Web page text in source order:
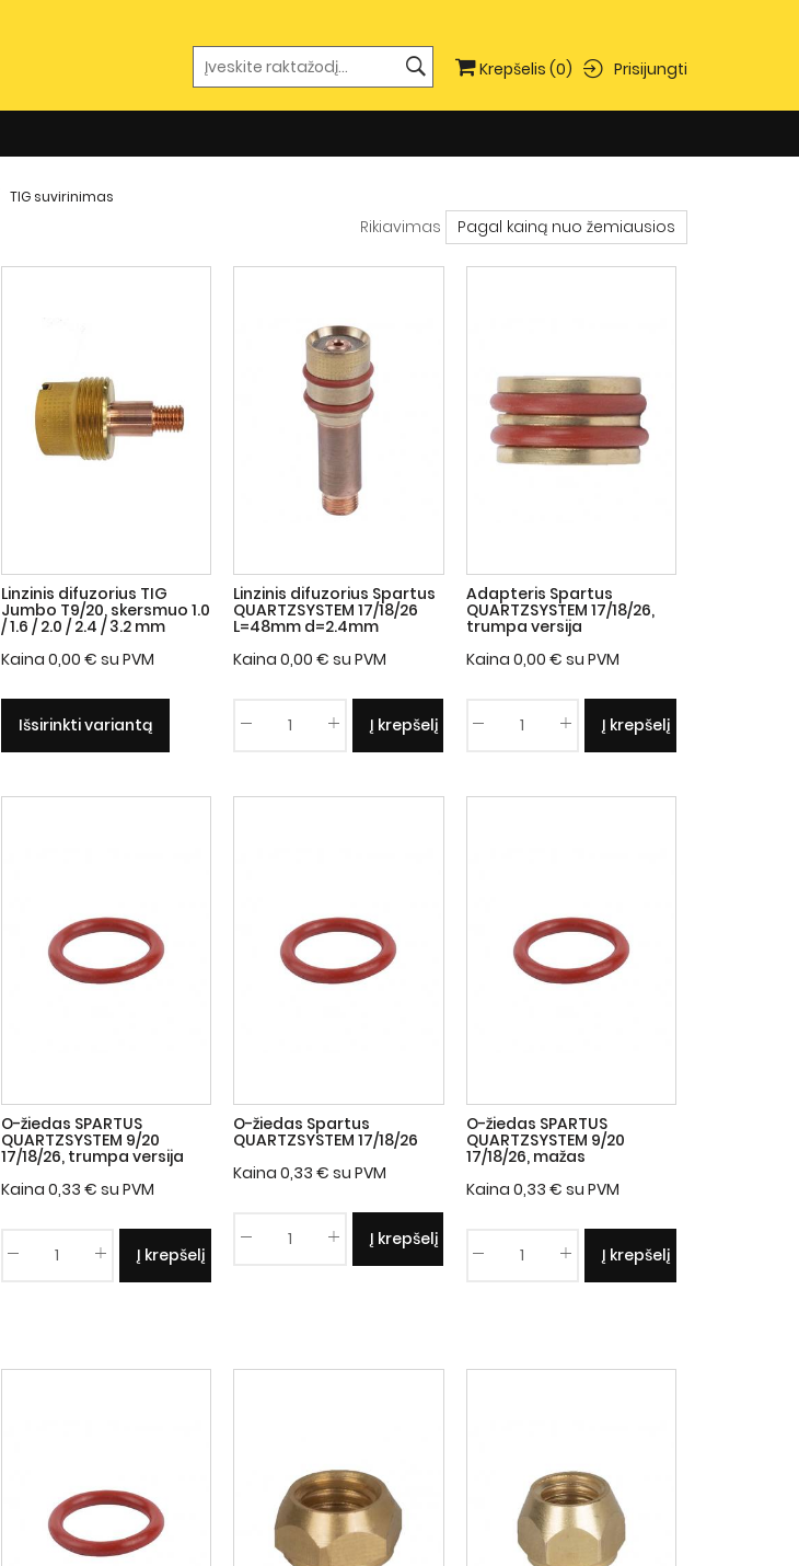
Krepšelis (0) Prisijungti
TIG suvirinimas
Rikiavimas
Linzinis difuzorius TIG
Jumbo T9/20, skersmuo 1.0
/ 1.6 / 2.0 / 2.4 / 3.2 mm
Kaina 0,00 € su PVM
Išsirinkti variantą
Linzinis difuzorius Spartus
QUARTZSYSTEM 17/18/26
L=48mm d=2.4mm
Kaina 0,00 € su PVM
Į krepšelį
Adapteris Spartus
QUARTZSYSTEM 17/18/26,
trumpa versija
Kaina 0,00 € su PVM
Į krepšelį
O-žiedas SPARTUS
QUARTZSYSTEM 9/20
17/18/26, trumpa versija
Kaina 0,33 € su PVM
Į krepšelį
O-žiedas Spartus
QUARTZSYSTEM 17/18/26
Kaina 0,33 € su PVM
Į krepšelį
O-žiedas SPARTUS
QUARTZSYSTEM 9/20
17/18/26, mažas
Kaina 0,33 € su PVM
Į krepšelį